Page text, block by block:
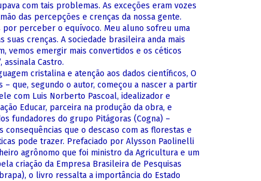
com tais problemas. As exceções eram vozes
das percepções e crenças da nossa gente.
por perceber o equívoco. Meu aluno sofreu uma
suas crenças. A sociedade brasileira anda mais
vemos emergir mais convertidos e os céticos
assinala Castro.
cristalina e atenção aos dados científicos, O
– que, segundo o autor, começou a nascer a partir
com Luis Norberto Pascoal, idealizador e
Educar, parceira na produção da obra, e
fundadores do grupo Pitágoras (Cogna) –
consequências que o descaso com as florestas e
pode trazer. Prefaciado por Alysson Paolinelli
agrônomo que foi ministro da Agricultura e um
criação da Empresa Brasileira de Pesquisas
o livro ressalta a importância do Estado